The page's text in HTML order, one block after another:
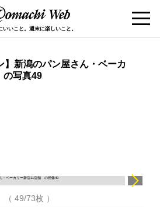
いいこと。週末に楽しいこと。
】新潟のパン屋さん・ベーカ
写真49
（ 49/73枚 ）